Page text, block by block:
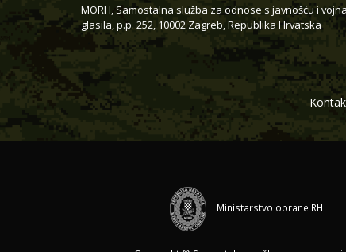
MORH, Samostalna služba za odnose s javnošću i vojna
glasila, p.p. 252, 10002 Zagreb, Republika Hrvatska
Ministarstvo obrane RH